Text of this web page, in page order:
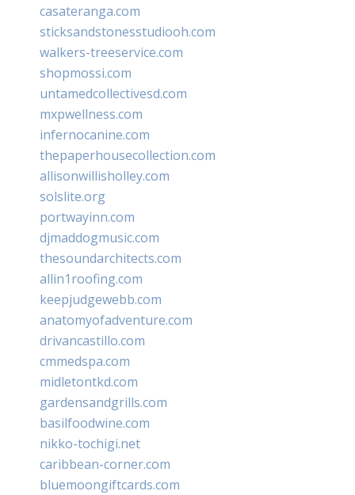
casateranga.com
sticksandstonesstudiooh.com
walkers-treeservice.com
shopmossi.com
untamedcollectivesd.com
mxpwellness.com
infernocanine.com
thepaperhousecollection.com
allisonwillisholley.com
solslite.org
portwayinn.com
djmaddogmusic.com
thesoundarchitects.com
allin1roofing.com
keepjudgewebb.com
anatomyofadventure.com
drivancastillo.com
cmmedspa.com
midletontkd.com
gardensandgrills.com
basilfoodwine.com
nikko-tochigi.net
caribbean-corner.com
bluemoongiftcards.com